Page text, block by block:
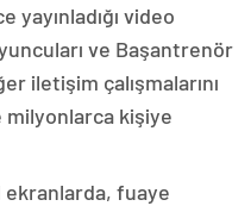
yayınladığı video
ve Başantrenör
iletişim çalışmalarını
kişiye
ekranlarda, fuaye